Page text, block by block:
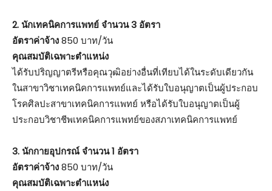
2. นักเทคนิคการแพทย์ จำนวน 3 อัตรา
อัตราค่าจ้าง850 บาท/วัน
คุณสมบัติเฉพาะตำแหน่ง
ได้รับปริญญาตรีหรือคุณวุฒิอย่างอื่นที่เทียบได้ในระดับเดียวกัน
ในสาขาวิชาเทคนิคการแพทย์และได้รับใบอนุญาตเป็นผู้ประกอบ
โรคศิลปะสาขาเทคนิคการแพทย์ หรือได้รับใบอนุญาตเป็นผู้
ประกอบวิชาชีพเทคนิคการแพทย์ของสภาเทคนิคการแพทย์
3. นักกายอุปกรณ์ จำนวน 1 อัตรา
อัตราค่าจ้าง850 บาท/วัน
คุณสมบัติเฉพาะตำแหน่ง